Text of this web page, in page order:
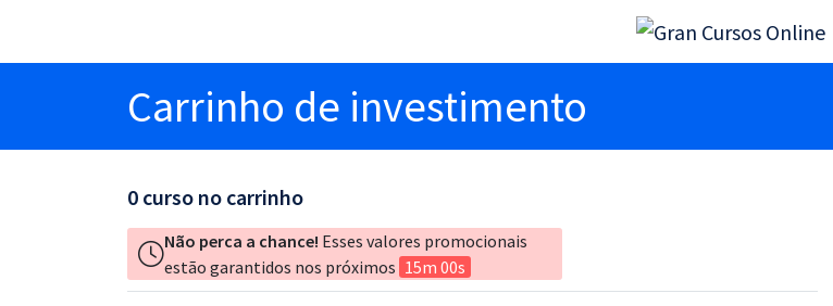
Carrinho de investimento
0 curso no carrinho
Não perca a chance! Esses valores promocionais
estão garantidos nos próximos 15m 00s